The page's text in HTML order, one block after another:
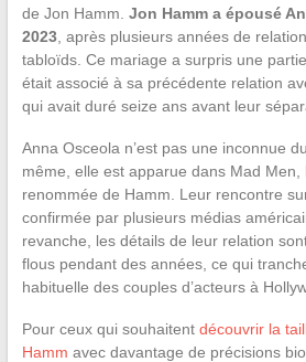
de Jon Hamm. Jon Hamm a épousé
2023, après plusieurs années de
tabloïds. Ce mariage a surpris une
était associé à sa précédente relation
qui avait duré seize ans avant leur
Anna Osceola n’est pas une inconnue
même, elle est apparue dans Mad Men,
renommée de Hamm. Leur rencontre
confirmée par plusieurs médias
revanche, les détails de leur relation
flous pendant des années, ce qui
habituelle des couples d’acteurs à
Pour ceux qui souhaitent découvrir la
Hamm avec davantage de précisions